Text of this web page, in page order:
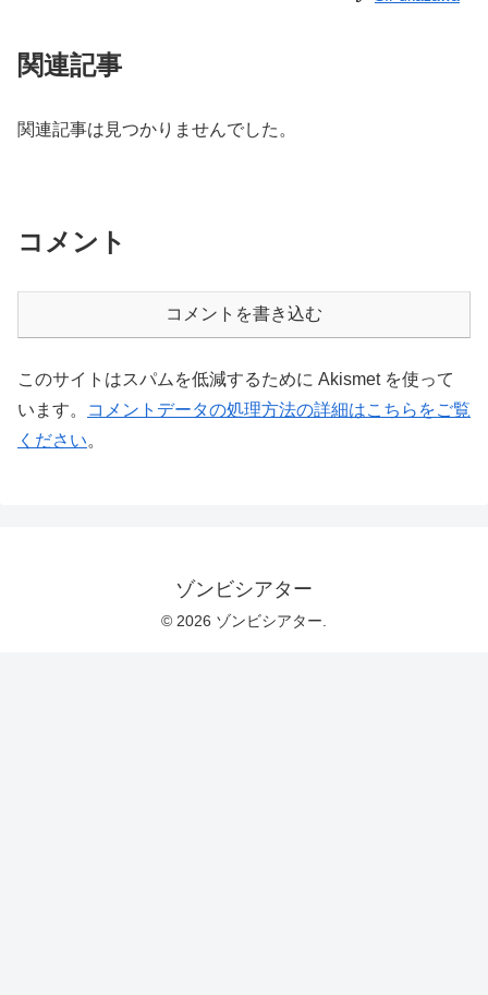
関連記事
関連記事は見つかりませんでした。
コメント
コメントを書き込む
このサイトはスパムを低減するために Akismet を使って
います。
コメントデータの処理方法の詳細はこちらをご覧
ください。
ゾンビシアター
© 2026 ゾンビシアター.